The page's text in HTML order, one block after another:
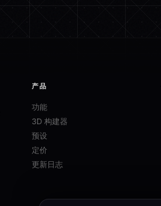
产品
功能
3D 构建器
预设
定价
更新日志